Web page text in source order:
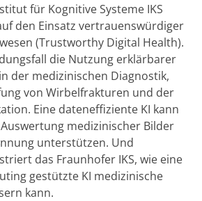
für Kognitive Systeme IKS
den Einsatz vertrauenswürdiger
(Trustworthy Digital Health).
die Nutzung erklärbarer
der medizinischen Diagnostik,
von Wirbelfrakturen und der
Eine dateneffiziente KI kann
medizinischer Bilder
unterstützen. Und
das Fraunhofer IKS, wie eine
gestützte KI medizinische
kann.